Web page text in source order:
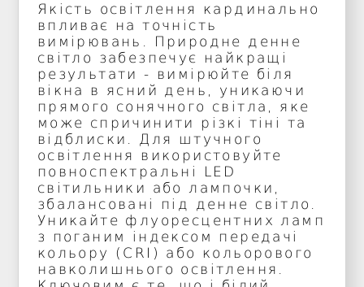
Якість освітлення кардинально
впливає на точність
вимірювань. Природне денне
світло забезпечує найкращі
результати - вимірюйте біля
вікна в ясний день, уникаючи
прямого сонячного світла, яке
може спричинити різкі тіні та
відблиски. Для штучного
освітлення використовуйте
повноспектральні LED
світильники або лампочки,
збалансовані під денне світло.
Уникайте флуоресцентних ламп
з поганим індексом передачі
кольору (CRI) або кольорового
навколишнього освітлення.